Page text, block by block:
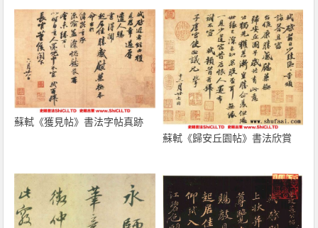
蘇軾《獲見帖》書法字帖真跡
蘇軾《歸安丘園帖》書法欣賞